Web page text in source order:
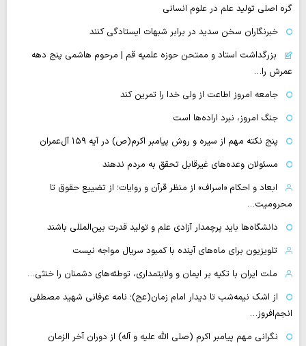
گره اصلی تولید علم در علوم انسانی
خبرنگاران سخن سدید در برابر شبهات ایستادگی کنند
بزرگداشت استاد و ممتحن حوزه علمیه قم | مرحوم هاشمی پنج دهه
عمرش را…
جامعه امروز اطاعت از ولی خدا را تمرین کند
جنگ امروز، نبرد اراده‌ها است
پنج نکته مهم از سیره و روش پیامبر اکرم(ص) در آیه ۱۵۹ آل‌عمران
مسئولان وعده‌های غیرقابل تحقق به مردم ندهند
ابعاد و احکام «اسراف» از منظر قرآن و روایات؛ از تضییع حقوق تا
محرومیت…
دانشگاه‌ها باید پرچمدار آزادی علم و تولید قدرت بین‌المللی باشند
تلویزیون برای ماه‌های آینده با کمبود سریال مواجه نیست
ملت ایران با تکیه بر ایمان و ولایتمداری، توطئه‌های دشمنان را خنثی…
از اشک نیمه‌شب تا دیدار امام زمان(عج)؛ نامه عرفانی شهید مصطفی
انجم‌افروز…
نگرانی مهم پیامبر اکرم (صلی الله علیه و آله) از دوران آخر الزمان